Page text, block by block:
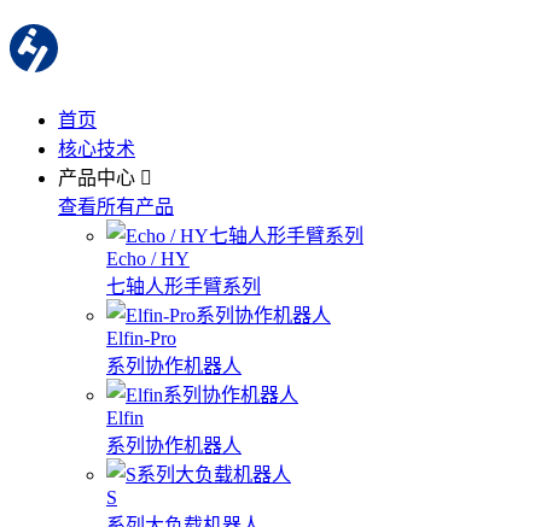
首页
核心技术
产品中心
查看所有产品
Echo / HY
七轴人形手臂系列
Elfin-Pro
系列协作机器人
Elfin
系列协作机器人
S